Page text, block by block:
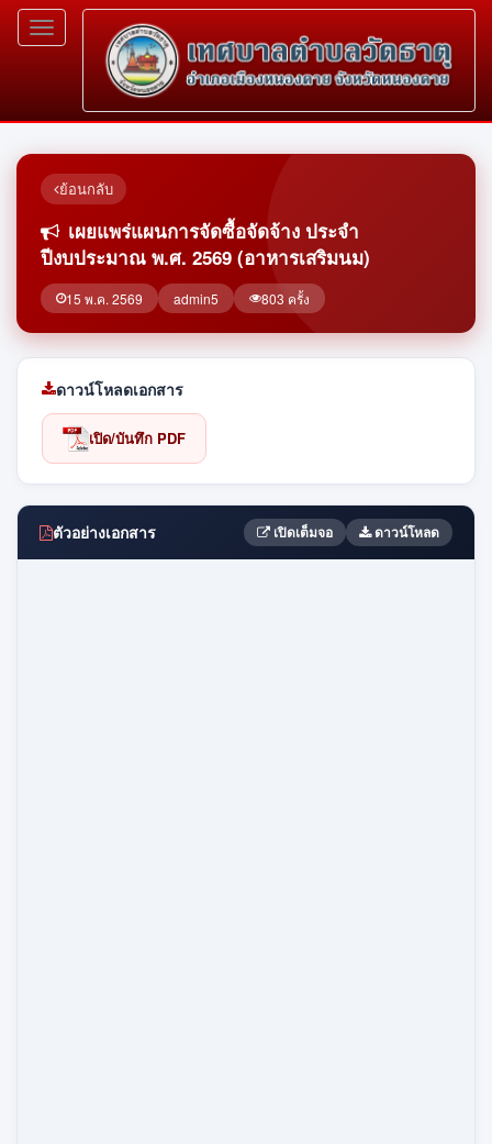
Toggle
navigation
ย้อนกลับ
เผยแพร่แผนการจัดซื้อจัดจ้าง ประจำ
ปีงบประมาณ พ.ศ. 2569 (อาหารเสริมนม)
15 พ.ค. 2569 admin5 803 ครั้ง
ดาวน์โหลดเอกสาร
เปิด/บันทึก PDF
ตัวอย่างเอกสาร เปิดเต็มจอ ดาวน์โหลด